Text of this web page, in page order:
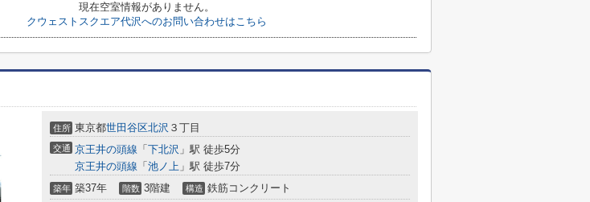
現在空室情報がありません。
クウェストスクエア代沢へのお問い合わせはこちら
住所 東京都世田谷区北沢 ３丁目
交通 京王井の頭線 「 下北沢 」駅 徒歩5分
京王井の頭線 「 池ノ上 」駅 徒歩7分
築年 築37年 階数 3階建 構造 鉄筋コンクリート